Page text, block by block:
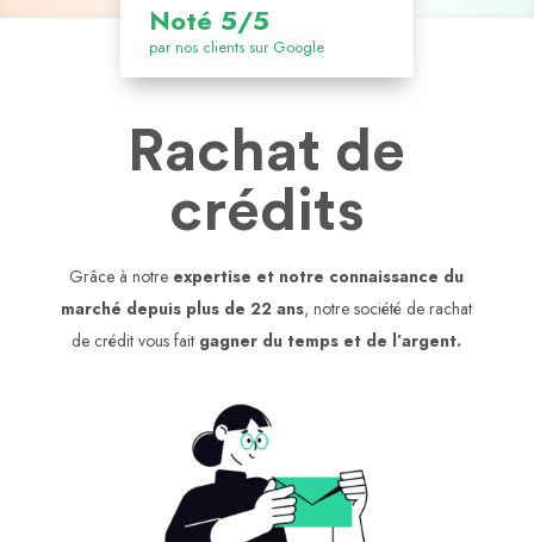
Noté 5/5
par nos clients sur Google
Rachat de
crédits
Grâce à notre expertise et notre connaissance du
marché depuis plus de 22 ans, notre société de rachat
de crédit vous fait gagner du temps et de l’argent.